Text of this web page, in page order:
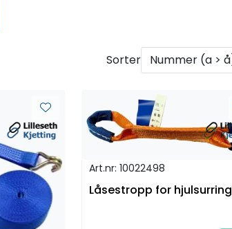
Sorter
Art.nr: 10022498
Låsestropp for hjulsurring